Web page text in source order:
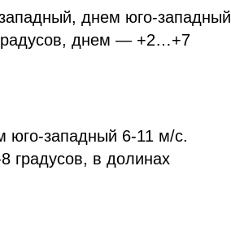
днем юго-западный
днем — +2…+7
юго-западный 6-11 м/с.
градусов, в долинах